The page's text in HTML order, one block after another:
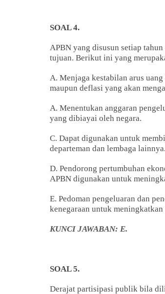
SOAL 4.
APBN yang disusun setiap
tujuan. Berikut ini yang
A. Menjaga kestabilan arus
maupun deflasi yang akan
A. Menentukan anggaran
yang dibiayai oleh negara.
C. Dapat digunakan untuk
departeman dan lembaga lainnya.
D. Pendorong pertumbuhan
APBN digunakan untuk
E. Pedoman pengeluaran dan
kenegaraan untuk
KUNCI JAWABAN: E.
SOAL 5.
Derajat partisipasi publik bila